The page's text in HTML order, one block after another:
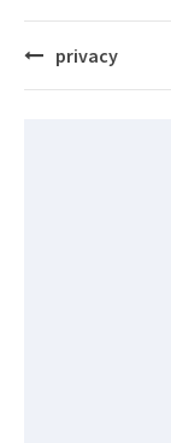
Post
navigation
privacy